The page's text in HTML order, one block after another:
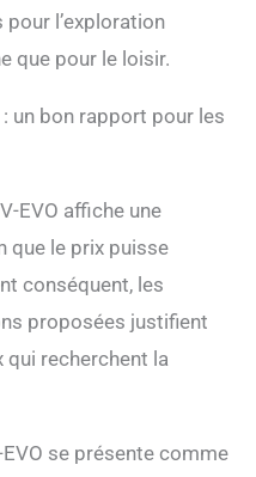
et troubles. 🌟
ultra grand angle
et découvrez
conventionnel pour
un impact plus
avec vos
👍Contrôle
VR : offrant des
sensorielles
alimentées par
chemin du FIFISH
l’exploration
que pour le loisir.
un bon rapport pour les
EVO affiche une
que le prix puisse
conséquent, les
proposées justifient
recherchent la
EVO se présente comme